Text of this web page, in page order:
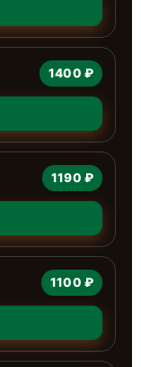
1400 ₽
1190 ₽
1100 ₽